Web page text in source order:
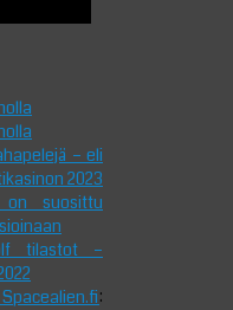
– eli
2023
on suosittu
tilastot –
: